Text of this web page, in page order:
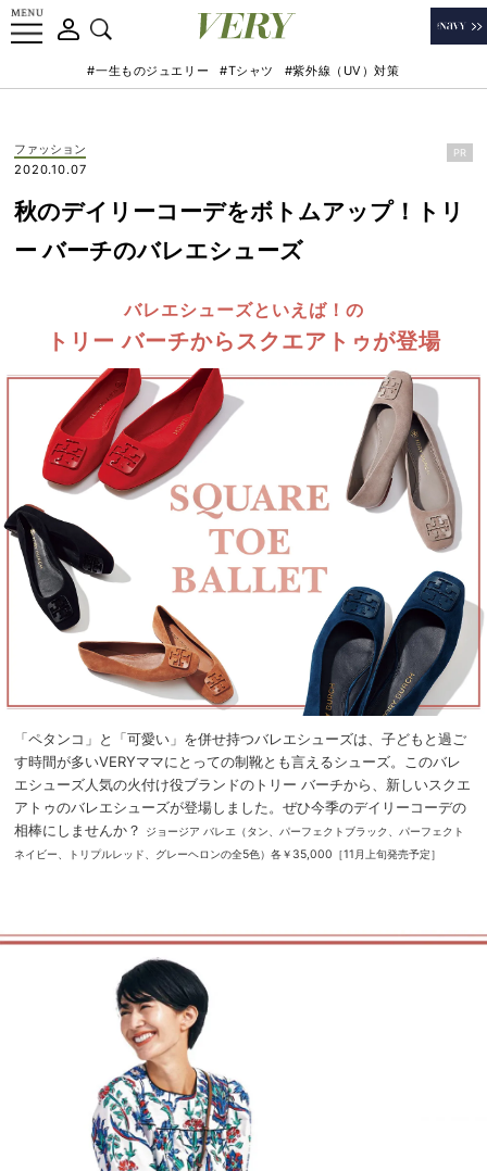
#一生ものジュエリー #Tシャツ #紫外線（UV）対策
ファッション
2020.10.07
PR
秋のデイリーコーデをボトムアップ！トリ
ー バーチのバレエシューズ
バレエシューズといえば！の
トリー バーチからスクエアトゥが登場
「ペタンコ」と「可愛い」を併せ持つバレエシューズは、子どもと過ご
す時間が多いVERYママにとっての制靴とも言えるシューズ。このバレ
エシューズ人気の火付け役ブランドのトリー バーチから、新しいスクエ
アトゥのバレエシューズが登場しました。ぜひ今季のデイリーコーデの
相棒にしませんか？
ジョージア バレエ（タン、パーフェクトブラック、パーフェクト
ネイビー、トリプルレッド、グレーヘロンの全5色）各￥35,000［11月上旬発売予定］